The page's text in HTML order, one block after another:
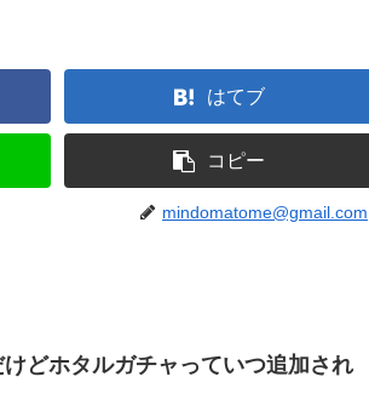
はてブ
コピー
mindomatome@gmail.com
どホタルガチャっていつ追加され